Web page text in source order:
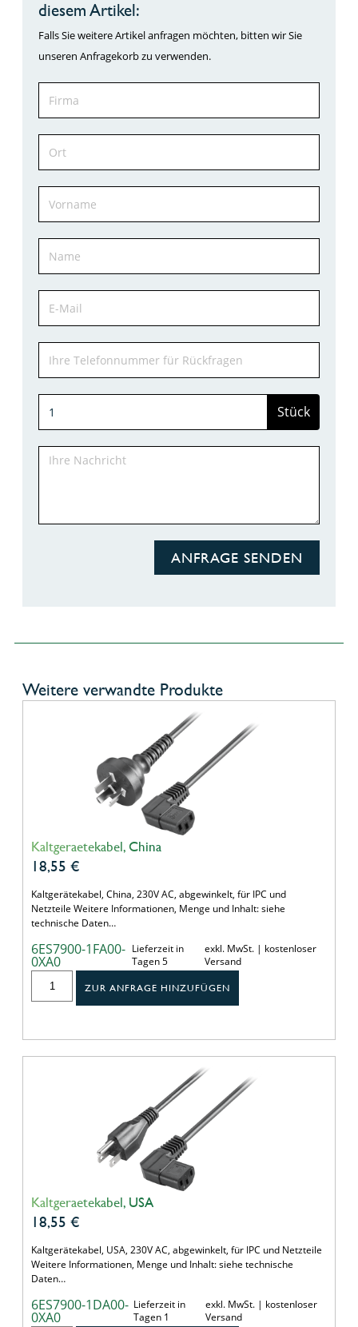
diesem Artikel:
Falls Sie weitere Artikel anfragen möchten, bitten wir Sie
unseren Anfragekorb zu verwenden.
Stück
ANFRAGE SENDEN
Weitere verwandte Produkte
Kaltgeraetekabel, China
18,55 €
Kaltgerätekabel, China, 230V AC, abgewinkelt, für IPC und
Netzteile Weitere Informationen, Menge und Inhalt: siehe
technische Daten…
6ES7900-1FA00-
0XA0
Lieferzeit in
Tagen 5
exkl. MwSt. | kostenloser
Versand
ZUR ANFRAGE HINZUFÜGEN
Kaltgeraetekabel, USA
18,55 €
Kaltgerätekabel, USA, 230V AC, abgewinkelt, für IPC und Netzteile
Weitere Informationen, Menge und Inhalt: siehe technische
Daten…
6ES7900-1DA00-
0XA0
Lieferzeit in
Tagen 1
exkl. MwSt. | kostenloser
Versand